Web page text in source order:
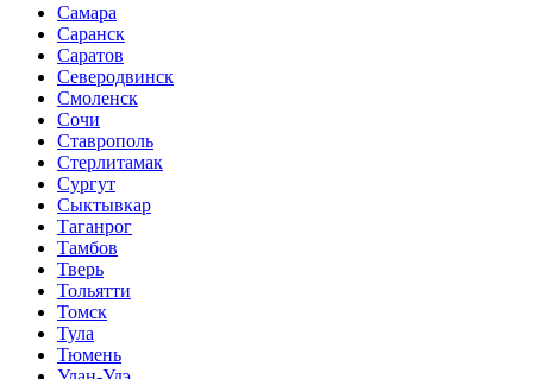
Самара
Саранск
Саратов
Северодвинск
Смоленск
Сочи
Ставрополь
Стерлитамак
Сургут
Сыктывкар
Таганрог
Тамбов
Тверь
Тольятти
Томск
Тула
Тюмень